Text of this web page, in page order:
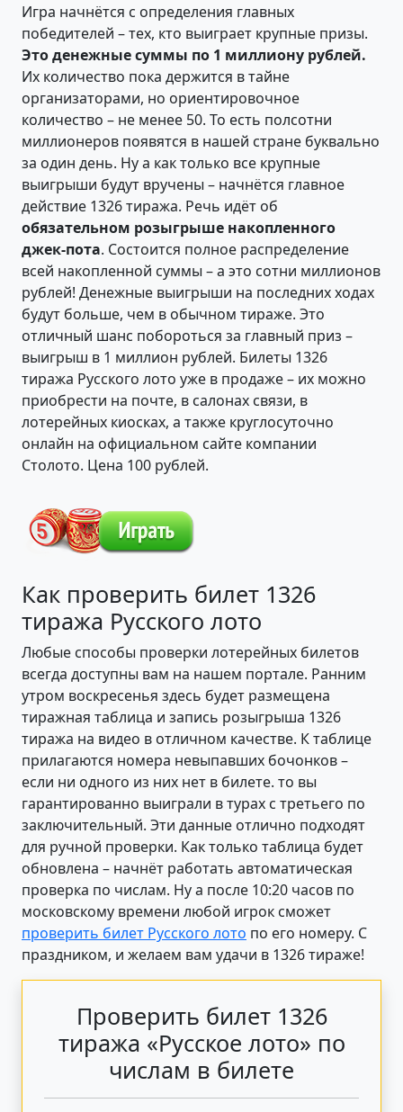
Игра начнётся с определения главных
победителей – тех, кто выиграет крупные призы.
Это денежные суммы по 1 миллиону рублей.
Их количество пока держится в тайне
организаторами, но ориентировочное
количество – не менее 50. То есть полсотни
миллионеров появятся в нашей стране буквально
за один день. Ну а как только все крупные
выигрыши будут вручены – начнётся главное
действие 1326 тиража. Речь идёт об
обязательном розыгрыше накопленного
джек-пота. Состоится полное распределение
всей накопленной суммы – а это сотни миллионов
рублей! Денежные выигрыши на последних ходах
будут больше, чем в обычном тираже. Это
отличный шанс побороться за главный приз –
выигрыш в 1 миллион рублей. Билеты 1326
тиража Русского лото уже в продаже – их можно
приобрести на почте, в салонах связи, в
лотерейных киосках, а также круглосуточно
онлайн на официальном сайте компании
Столото. Цена 100 рублей.
Как проверить билет 1326
тиража Русского лото
Любые способы проверки лотерейных билетов
всегда доступны вам на нашем портале. Ранним
утром воскресенья здесь будет размещена
тиражная таблица и запись розыгрыша 1326
тиража на видео в отличном качестве. К таблице
прилагаются номера невыпавших бочонков –
если ни одного из них нет в билете. то вы
гарантированно выиграли в турах с третьего по
заключительный. Эти данные отлично подходят
для ручной проверки. Как только таблица будет
обновлена – начнёт работать автоматическая
проверка по числам. Ну а после 10:20 часов по
московскому времени любой игрок сможет
проверить билет Русского лото по его номеру. С
праздником, и желаем вам удачи в 1326 тираже!
Проверить билет 1326
тиража «Русское лото» по
числам в билете